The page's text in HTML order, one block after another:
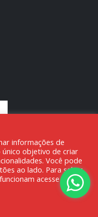
-
informações de
objetivo de criar
Você pode
ao lado. Para saber
acesse a